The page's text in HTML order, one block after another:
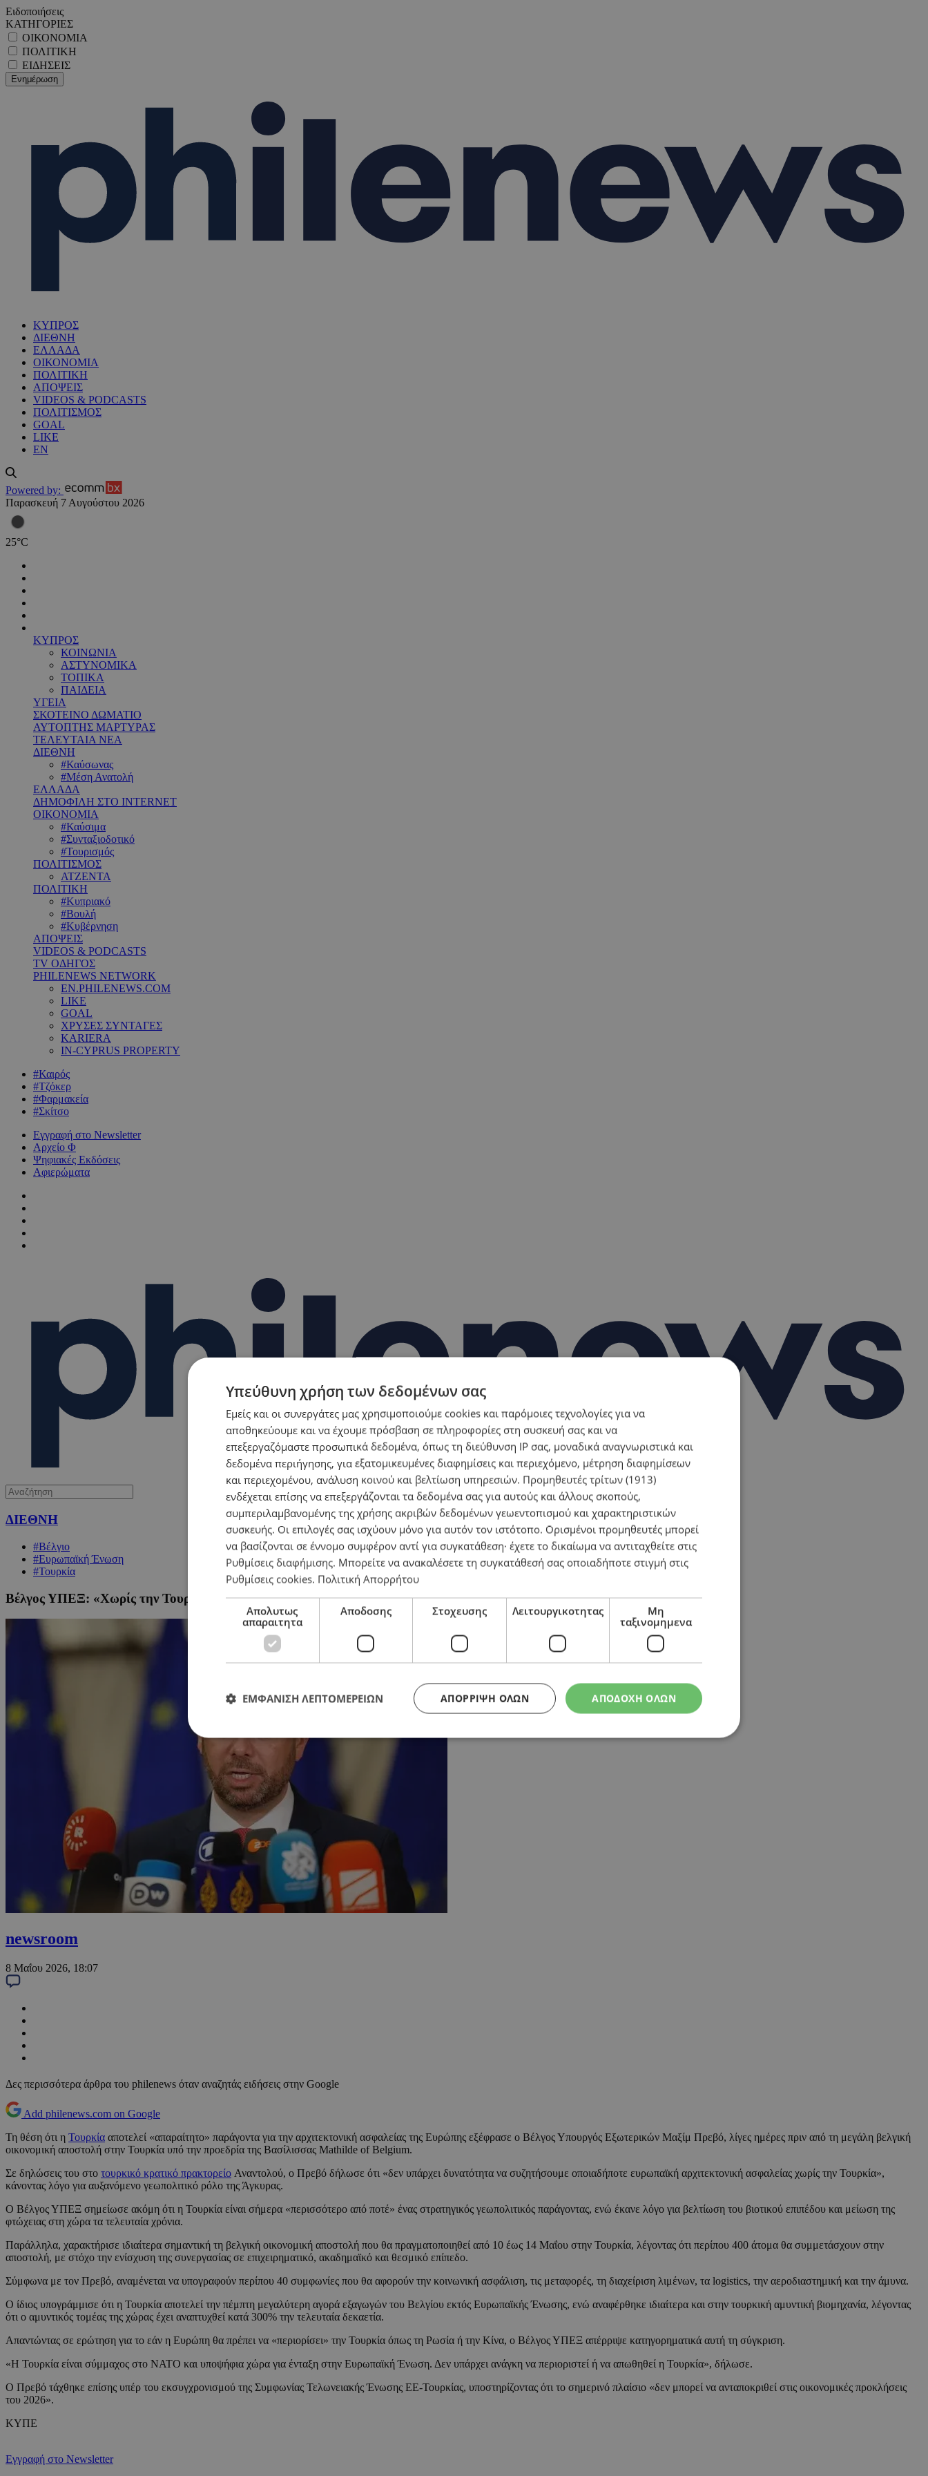
Ειδοποιήσεις
ΚΑΤΗΓΟΡΙΕΣ
ΟΙΚΟΝΟΜΙΑ
ΠΟΛΙΤΙΚΗ
ΕΙΔΗΣΕΙΣ
ΚΥΠΡΟΣ
ΔΙΕΘΝΗ
ΕΛΛΑΔΑ
ΟΙΚΟΝΟΜΙΑ
ΠΟΛΙΤΙΚΗ
ΑΠΟΨΕΙΣ
VIDEOS & PODCASTS
ΠΟΛΙΤΙΣΜΟΣ
GOAL
LIKE
EN
Powered by:
Παρασκευή 7 Αυγούστου 2026
25°C
ΚΥΠΡΟΣ
ΚΟΙΝΩΝΙΑ
ΑΣΤΥΝΟΜΙΚΑ
ΤΟΠΙΚΑ
ΠΑΙΔΕΙΑ
ΥΓΕΙΑ
ΣΚΟΤΕΙΝΟ ΔΩΜΑΤΙΟ
ΑΥΤΟΠΤΗΣ ΜΑΡΤΥΡΑΣ
ΤΕΛΕΥΤΑΙΑ ΝΕΑ
ΔΙΕΘΝΗ
#Καύσωνας
#Μέση Ανατολή
ΕΛΛΑΔΑ
ΔΗΜΟΦΙΛΗ ΣΤΟ INTERNET
ΟΙΚΟΝΟΜΙΑ
#Καύσιμα
#Συνταξιοδοτικό
#Τουρισμός
ΠΟΛΙΤΙΣΜΟΣ
ΑΤΖΕΝΤΑ
ΠΟΛΙΤΙΚΗ
#Κυπριακό
#Βουλή
#Κυβέρνηση
ΑΠΟΨΕΙΣ
VIDEOS & PODCASTS
TV ΟΔΗΓΟΣ
PHILENEWS NETWORK
EN.PHILENEWS.COM
LIKE
GOAL
ΧΡΥΣΕΣ ΣΥΝΤΑΓΕΣ
KARIERA
IN-CYPRUS PROPERTY
#Καιρός
#Τζόκερ
#Φαρμακεία
#Σκίτσο
Εγγραφή στο Newsletter
Αρχείο Φ
Ψηφιακές Εκδόσεις
Αφιερώματα
ΔΙΕΘΝΗ
#Βέλγιο
#Ευρωπαϊκή Ένωση
#Τουρκία
Βέλγος ΥΠΕΞ: «Χωρίς την Τουρκία δεν υπάρχει ευρωπαϊκή ασφάλεια»
newsroom
8 Μαΐου 2026, 18:07
Δες περισσότερα άρθρα του philenews όταν αναζητάς ειδήσεις στην Google
Add philenews.com on Google
Τη θέση ότι η Τουρκία αποτελεί «απαραίτητο» παράγοντα για την αρχιτεκτονική ασφαλείας της Ευρώπης εξέφρασε ο Βέλγος Υπουργός Εξωτερικών Μαξίμ Πρεβό, λίγες ημέρες πριν από τη μεγάλη βελγική
οικονομική αποστολή στην Τουρκία υπό την προεδρία της Βασίλισσας Mathilde of Belgium.
Σε δηλώσεις του στο τουρκικό κρατικό πρακτορείο Αναντολού, ο Πρεβό δήλωσε ότι «δεν υπάρχει δυνατότητα να συζητήσουμε οποιαδήποτε ευρωπαϊκή αρχιτεκτονική ασφαλείας χωρίς την Τουρκία»,
κάνοντας λόγο για αυξανόμενο γεωπολιτικό ρόλο της Άγκυρας.
Ο Βέλγος ΥΠΕΞ σημείωσε ακόμη ότι η Τουρκία είναι σήμερα «περισσότερο από ποτέ» ένας στρατηγικός γεωπολιτικός παράγοντας, ενώ έκανε λόγο για βελτίωση του βιοτικού επιπέδου και μείωση της
φτώχειας στη χώρα τα τελευταία χρόνια.
Παράλληλα, χαρακτήρισε ιδιαίτερα σημαντική τη βελγική οικονομική αποστολή που θα πραγματοποιηθεί από 10 έως 14 Μαΐου στην Τουρκία, λέγοντας ότι περίπου 400 άτομα θα συμμετάσχουν στην
αποστολή, με στόχο την ενίσχυση της συνεργασίας σε επιχειρηματικό, ακαδημαϊκό και θεσμικό επίπεδο.
Σύμφωνα με τον Πρεβό, αναμένεται να υπογραφούν περίπου 40 συμφωνίες που θα αφορούν την κοινωνική ασφάλιση, τις μεταφορές, τη διαχείριση λιμένων, τα logistics, την αεροδιαστημική και την άμυνα.
Ο ίδιος υπογράμμισε ότι η Τουρκία αποτελεί την πέμπτη μεγαλύτερη αγορά εξαγωγών του Βελγίου εκτός Ευρωπαϊκής Ένωσης, ενώ αναφέρθηκε ιδιαίτερα και στην τουρκική αμυντική βιομηχανία, λέγοντας
ότι ο αμυντικός τομέας της χώρας έχει αναπτυχθεί κατά 300% την τελευταία δεκαετία.
Απαντώντας σε ερώτηση για το εάν η Ευρώπη θα πρέπει να «περιορίσει» την Τουρκία όπως τη Ρωσία ή την Κίνα, ο Βέλγος ΥΠΕΞ απέρριψε κατηγορηματικά αυτή τη σύγκριση.
«Η Τουρκία είναι σύμμαχος στο ΝΑΤΟ και υποψήφια χώρα για ένταξη στην Ευρωπαϊκή Ένωση. Δεν υπάρχει ανάγκη να περιοριστεί ή να απωθηθεί η Τουρκία», δήλωσε.
Ο Πρεβό τάχθηκε επίσης υπέρ του εκσυγχρονισμού της Συμφωνίας Τελωνειακής Ένωσης ΕΕ-Τουρκίας, υποστηρίζοντας ότι το σημερινό πλαίσιο «δεν μπορεί να ανταποκριθεί στις οικονομικές προκλήσεις
του 2026».
ΚΥΠΕ
Εγγραφή στο Newsletter
Υπεύθυνη χρήση των δεδομένων σας
Εμείς και οι συνεργάτες μας χρησιμοποιούμε cookies και παρόμοιες τεχνολογίες για να
αποθηκεύουμε και να έχουμε πρόσβαση σε πληροφορίες στη συσκευή σας και να
επεξεργαζόμαστε προσωπικά δεδομένα, όπως τη διεύθυνση IP σας, μοναδικά αναγνωριστικά και
δεδομένα περιήγησης, για εξατομικευμένες διαφημίσεις και περιεχόμενο, μέτρηση διαφημίσεων
και περιεχομένου, ανάλυση κοινού και βελτίωση υπηρεσιών. Προμηθευτές τρίτων (1913)
ενδέχεται επίσης να επεξεργάζονται τα δεδομένα σας για αυτούς και άλλους σκοπούς,
συμπεριλαμβανομένης της χρήσης ακριβών δεδομένων γεωεντοπισμού και χαρακτηριστικών
συσκευής. Οι επιλογές σας ισχύουν μόνο για αυτόν τον ιστότοπο. Ορισμένοι προμηθευτές μπορεί
να βασίζονται σε έννομο συμφέρον αντί για συγκατάθεση· έχετε το δικαίωμα να αντιταχθείτε στις
Ρυθμίσεις διαφήμισης. Μπορείτε να ανακαλέσετε τη συγκατάθεσή σας οποιαδήποτε στιγμή στις
Ρυθμίσεις cookies. Πολιτική Απορρήτου
Απολυτως
απαραιτητα
Αποδοσης Στοχευσης Λειτουργικοτητας
Μη
ταξινομημενα
ΑΠΟΔΟΧΗ ΟΛΩΝ
ΑΠΌΡΡΙΨΗ ΌΛΩΝ
ΕΜΦΑΝΙΣΗ ΛΕΠΤΟΜΕΡΕΙΩΝ